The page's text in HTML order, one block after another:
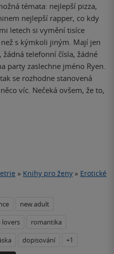
témata: nejlepší pizza,
nejlepší rapper, co kdy
letech si vymění tisíce
s kýmkoli jiným. Mají jen
telefonní čísla, žádné
party zaslechne jméno Ryen.
se rozhodne stanovená
víc. Nečeká ovšem, že to,
» Knihy pro ženy » Erotické
new adult
lovers
romantika
dopisování +1